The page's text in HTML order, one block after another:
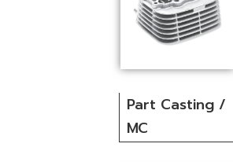
Part Casting /
MC